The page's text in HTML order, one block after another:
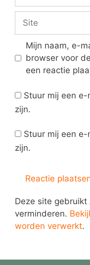
Site
Mijn naam, e-
browser voor
een reactie
Stuur mij een
zijn.
Stuur mij een
zijn.
Deze site
verminderen.
worden verwerkt.